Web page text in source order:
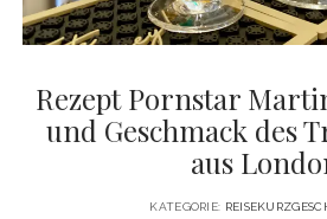
Rezept Pornstar
und Geschmack des
aus
KATEGORIE: